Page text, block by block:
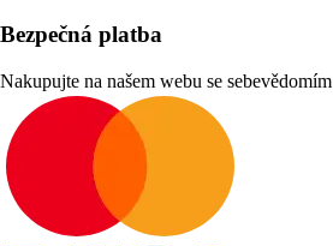
Bezpečná platba
Nakupujte na našem webu se sebevědomím